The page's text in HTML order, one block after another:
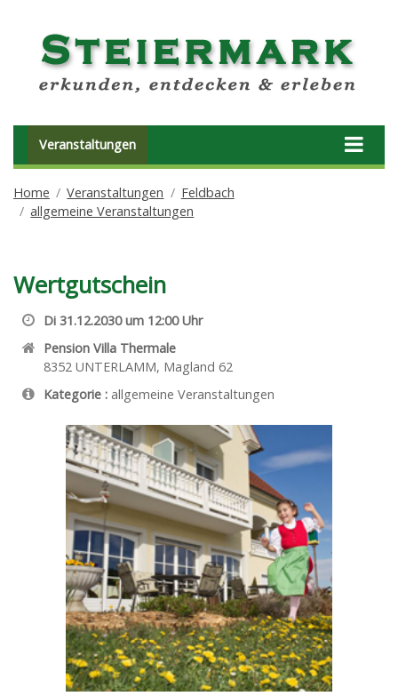
Veranstaltungen
Home Veranstaltungen
Feldbach
allgemeine Veranstaltungen
Wertgutschein
Di 31.12.2030 um 12:00 Uhr
Pension Villa Thermale
8352 UNTERLAMM, Magland 62
Kategorie : allgemeine Veranstaltungen